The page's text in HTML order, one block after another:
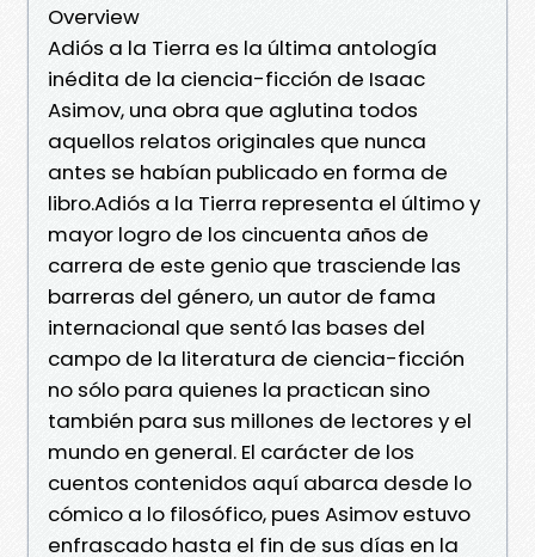
Overview
Adiós a la Tierra es la última antología
inédita de la ciencia-ficción de Isaac
Asimov, una obra que aglutina todos
aquellos relatos originales que nunca
antes se habían publicado en forma de
libro.Adiós a la Tierra representa el último y
mayor logro de los cincuenta años de
carrera de este genio que trasciende las
barreras del género, un autor de fama
internacional que sentó las bases del
campo de la literatura de ciencia-ficción
no sólo para quienes la practican sino
también para sus millones de lectores y el
mundo en general. El carácter de los
cuentos contenidos aquí abarca desde lo
cómico a lo filosófico, pues Asimov estuvo
enfrascado hasta el fin de sus días en la